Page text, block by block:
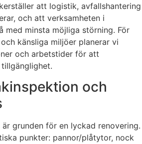
att logistik, avfallshantering
och att verksamheten i
med minsta möjliga störning. För
känsliga miljöer planerar vi
och arbetstider för att
och
grunden för en lyckad renovering.
punkter: pannor/plåtytor, nock